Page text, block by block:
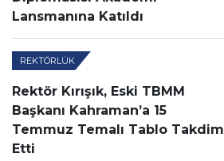
Lansmanına Katıldı
REKTÖRLÜK
Rektör Kırışık, Eski TBMM
Başkanı Kahraman’a 15
Temmuz Temalı Tablo Takdim
Etti